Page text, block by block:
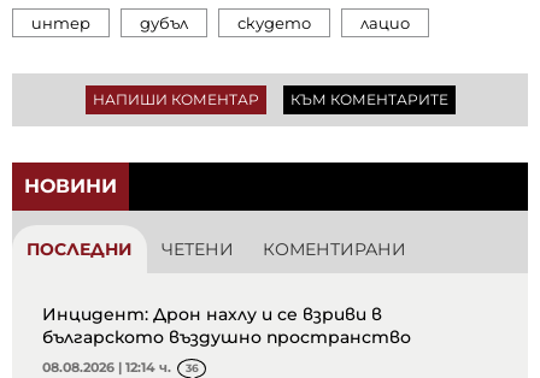
интер дубъл скудето лацио
НАПИШИ КОМЕНТАР КЪМ КОМЕНТАРИТЕ
НОВИНИ
ПОСЛЕДНИ ЧЕТЕНИ КОМЕНТИРАНИ
Инцидент: Дрон нахлу и се взриви в
българското въздушно пространство
08.08.2026 | 12:14 ч. 36